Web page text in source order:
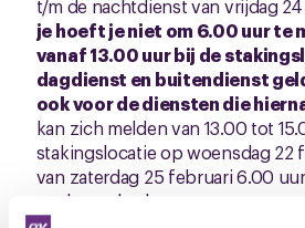
t/m de nachtdienst van vrijdag
je hoeft je niet om 6.00 uur te
vanaf 13.00 uur bij de
dagdienst en buitendienst
ook voor de diensten die
kan zich melden van 13.00 tot
stakingslocatie op woensdag 22
van zaterdag 25 februari 6.00
werkzaamheden weer op.